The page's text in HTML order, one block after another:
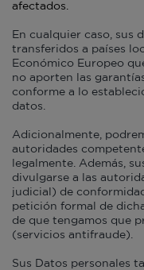
afectados.
En cualquier caso, sus
transferidos a países
Económico Europeo
no aporten las
conforme a lo
datos.
Adicionalmente,
autoridades
legalmente. Además,
divulgarse a las
judicial) de
petición formal de
de que tengamos que
(servicios antifraude).
Sus Datos personales